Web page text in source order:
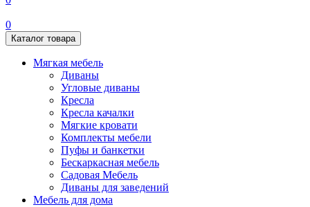
0
Каталог товара
Мягкая мебель
Диваны
Угловые диваны
Кресла
Кресла качалки
Мягкие кровати
Комплекты мебели
Пуфы и банкетки
Бескаркасная мебель
Садовая Мебель
Диваны для заведений
Мебель для дома